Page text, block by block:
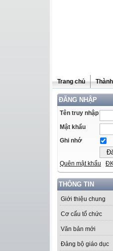
Trang chủ
ĐĂNG NHẬP
Tên truy nhập
Mật khẩu
Ghi nhớ
Quên mật khẩu
THÔNG TIN
Giới thiệu chung
Cơ cấu tổ chức
Văn bản mới
Đảng bộ giáo dục